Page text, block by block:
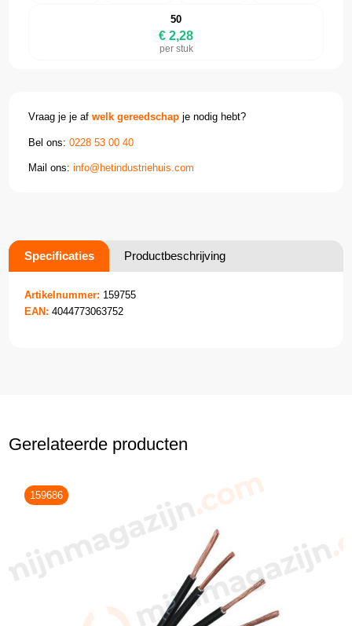
50
€ 2,28
per stuk
Vraag je je afwelk gereedschap je nodig hebt?
Bel ons:0228 53 00 40
Mail ons:info@hetindustriehuis.com
Specificaties Productbeschrijving
Artikelnummer: 159755
EAN: 4044773063752
Gerelateerde producten
159686